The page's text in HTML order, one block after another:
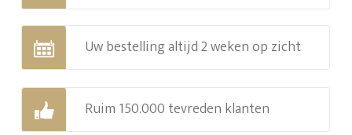
Uw bestelling altijd 2 weken op zicht
Ruim 150.000 tevreden klanten